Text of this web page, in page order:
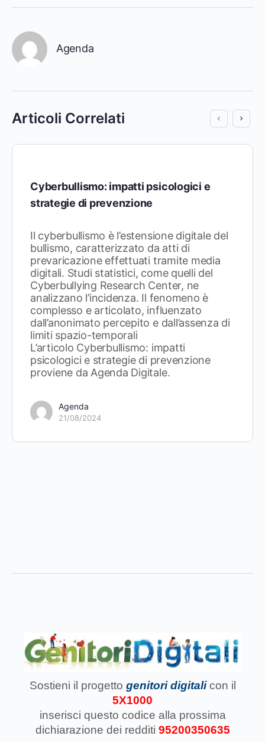
Agenda
Articoli Correlati
Cyberbullismo: impatti psicologici e
strategie di prevenzione
Il cyberbullismo è l’estensione digitale del
bullismo, caratterizzato da atti di
prevaricazione effettuati tramite media
digitali. Studi statistici, come quelli del
Cyberbullying Research Center, ne
analizzano l’incidenza. Il fenomeno è
complesso e articolato, influenzato
dall’anonimato percepito e dall’assenza di
limiti spazio-temporali
L’articolo Cyberbullismo: impatti
psicologici e strategie di prevenzione
proviene da Agenda Digitale.
Agenda
21/08/2024
Sostieni il progetto genitori digitali con il
5X1000
inserisci questo codice alla prossima
dichiarazione dei redditi 95200350635